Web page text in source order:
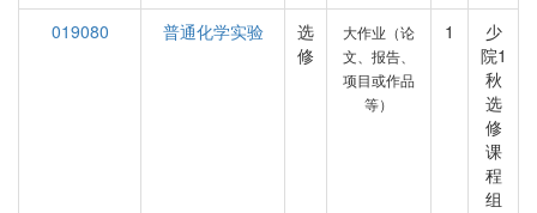
019080
普通化学实验
选
修
大作业（论
文、报告、
项目或作品
等）
1
少
院1
秋
选
修
课
程
组